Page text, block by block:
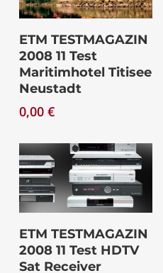
Download
ETM TESTMAGAZIN
2008 11 Test
Maritimhotel Titisee
Neustadt
0,00 €
Download
ETM TESTMAGAZIN
2008 11 Test HDTV
Sat Receiver